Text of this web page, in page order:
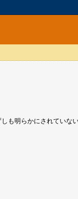
も明らかにされていな